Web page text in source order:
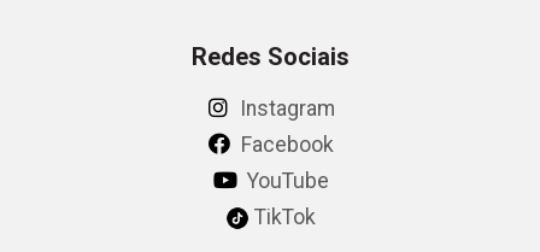
Redes Sociais
Instagram
Facebook
YouTube
TikTok